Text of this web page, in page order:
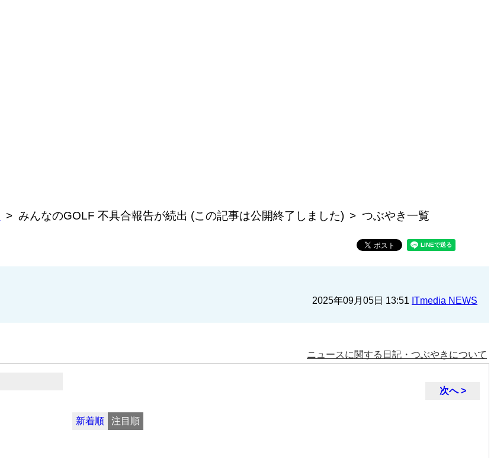
みんなのGOLF 不具合報告が続出 (この記事は公開終了しました) つぶやき一覧
2025年09月05日 13:51 ITmedia NEWS
ニュースに関する日記・つぶやきについて
次へ >
新着順 注目順